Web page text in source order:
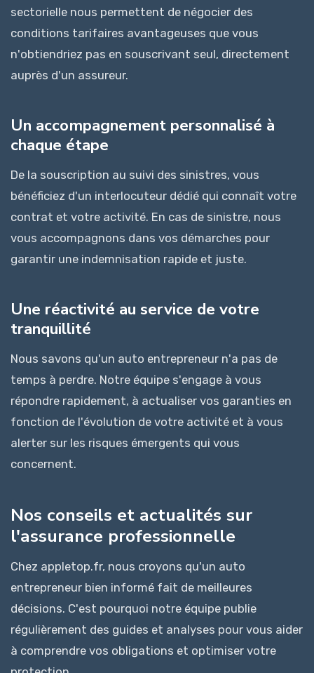
sectorielle nous permettent de négocier des
conditions tarifaires avantageuses que vous
n'obtiendriez pas en souscrivant seul, directement
auprès d'un assureur.
Un accompagnement personnalisé à
chaque étape
De la souscription au suivi des sinistres, vous
bénéficiez d'un interlocuteur dédié qui connaît votre
contrat et votre activité. En cas de sinistre, nous
vous accompagnons dans vos démarches pour
garantir une indemnisation rapide et juste.
Une réactivité au service de votre
tranquillité
Nous savons qu'un auto entrepreneur n'a pas de
temps à perdre. Notre équipe s'engage à vous
répondre rapidement, à actualiser vos garanties en
fonction de l'évolution de votre activité et à vous
alerter sur les risques émergents qui vous
concernent.
Nos conseils et actualités sur
l'assurance professionnelle
Chez appletop.fr, nous croyons qu'un auto
entrepreneur bien informé fait de meilleures
décisions. C'est pourquoi notre équipe publie
régulièrement des guides et analyses pour vous aider
à comprendre vos obligations et optimiser votre